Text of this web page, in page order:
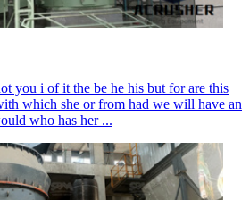
you i of it the be he his but for are this
which she or from had we will have an
who has her ...